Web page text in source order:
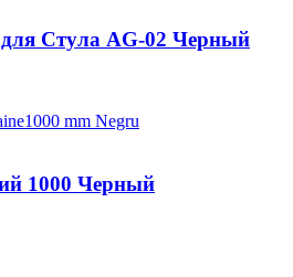
Стула AG-02 Черный
1000 Черный